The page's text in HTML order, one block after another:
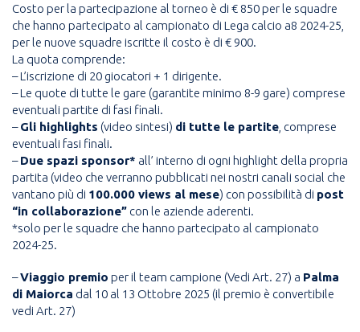
Costo per la partecipazione al torneo è di € 850 per le squadre
che hanno partecipato al campionato di Lega calcio a8 2024-25,
per le nuove squadre iscritte il costo è di € 900.
La quota comprende:
– L’iscrizione di 20 giocatori + 1 dirigente.
– Le quote di tutte le gare (garantite minimo 8-9 gare) comprese
eventuali partite di fasi finali.
–Gli highlights (video sintesi) di tutte le partite , comprese
eventuali fasi finali.
–Due spazi sponsor* all’ interno di ogni highlight della propria
partita (video che verranno pubblicati nei nostri canali social che
vantano più di 100.000 views al mese) con possibilità di post
“in collaborazione” con le aziende aderenti.
*solo per le squadre che hanno partecipato al campionato
2024-25.
–Viaggio premio per il team campione (Vedi Art. 27) a Palma
di Maiorca dal 10 al 13 Ottobre 2025 (il premio è convertibile
vedi Art. 27)